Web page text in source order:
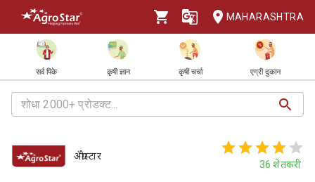
MAHARASHTRA
सर्व पिके कृषी ज्ञान कृषी चर्चा एग्री दुकान
ॲग्रोस्टार
36 शेतकरी